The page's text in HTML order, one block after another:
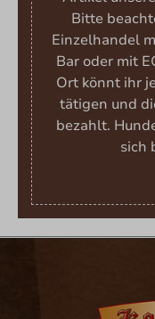
Bitte
Einzelhandel
Bar oder mit
Ort könnt ihr
tätigen und
bezahlt.
sich